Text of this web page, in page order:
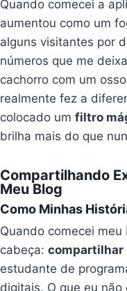
Quando comecei a
aumentou como um
alguns visitantes por
números que me
cachorro com um
realmente fez a
colocado umfiltro
brilha mais do que
Compartilhando
Meu Blog
Como Minhas
Quando comecei
cabeça:compartilhar
estudante de
digitais. O que eu